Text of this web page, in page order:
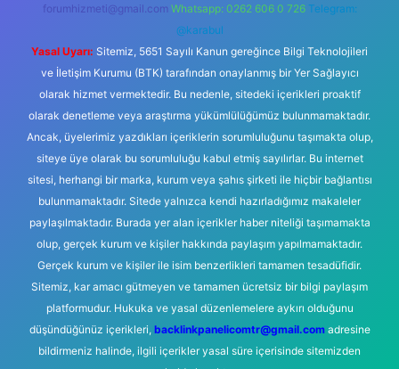
forumhizmeti@gmail.com Whatsapp: 0262 606 0 726 Telegram:
@karabul
Yasal Uyarı: Sitemiz, 5651 Sayılı Kanun gereğince Bilgi Teknolojileri
ve İletişim Kurumu (BTK) tarafından onaylanmış bir Yer Sağlayıcı
olarak hizmet vermektedir. Bu nedenle, sitedeki içerikleri proaktif
olarak denetleme veya araştırma yükümlülüğümüz bulunmamaktadır.
Ancak, üyelerimiz yazdıkları içeriklerin sorumluluğunu taşımakta olup,
siteye üye olarak bu sorumluluğu kabul etmiş sayılırlar. Bu internet
sitesi, herhangi bir marka, kurum veya şahıs şirketi ile hiçbir bağlantısı
bulunmamaktadır. Sitede yalnızca kendi hazırladığımız makaleler
paylaşılmaktadır. Burada yer alan içerikler haber niteliği taşımamakta
olup, gerçek kurum ve kişiler hakkında paylaşım yapılmamaktadır.
Gerçek kurum ve kişiler ile isim benzerlikleri tamamen tesadüfidir.
Sitemiz, kar amacı gütmeyen ve tamamen ücretsiz bir bilgi paylaşım
platformudur. Hukuka ve yasal düzenlemelere aykırı olduğunu
düşündüğünüz içerikleri, backlinkpanelicomtr@gmail.comadresine
bildirmeniz halinde, ilgili içerikler yasal süre içerisinde sitemizden